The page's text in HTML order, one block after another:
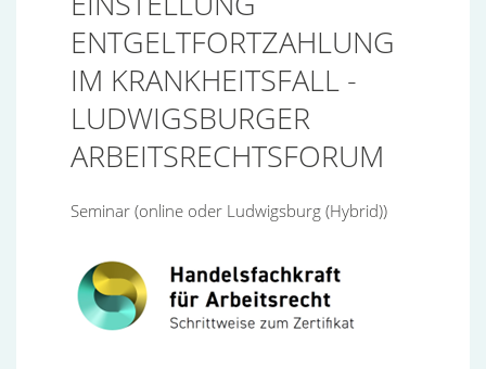
ENTGELTFORTZAHLUNG
IM KRANKHEITSFALL -
LUDWIGSBURGER
ARBEITSRECHTSFORUM
Seminar (online oder Ludwigsburg (Hybrid))